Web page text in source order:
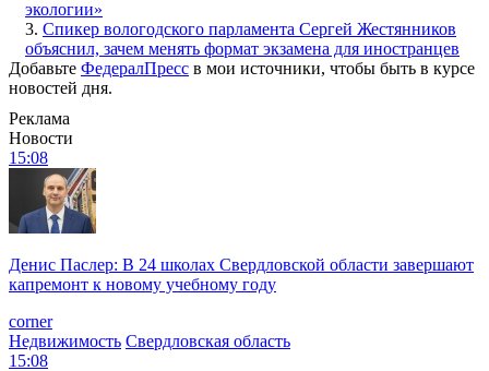
экологии»
3. Спикер вологодского парламента Сергей Жестянников
объяснил, зачем менять формат экзамена для иностранцев
Добавьте ФедералПресс в мои источники, чтобы быть в курсе
новостей дня.
Реклама
Новости
15:08
Денис Паслер: В 24 школах Свердловской области завершают
капремонт к новому учебному году
corner
Недвижимость Свердловская область
15:08